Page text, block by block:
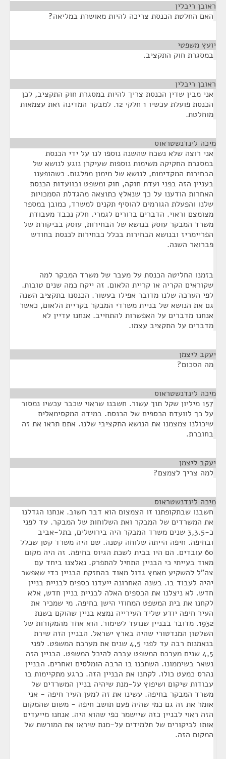
ראובן ריבלין
האם החלטת הכנסת צריכה להיות מאושרת במליאה?
יועץ משפטי
במסגרת חוק התקציב.
ראובן ריבלין
אני מבין שדין הכנסת צריך להיות במסגרת חוק התקציב, לכן
הכנסת פועלת עכשיו 1 חלקי 12. למבקר המדינה זאת עצמאות
מוחלטת.
מיכה לינדנשטראוס
אני רוצה שלא נשכח שהשנה נוספו לנו על ידי הכנסת
במסגרת החקיקה משימות נוספות שעיקרן נוגע לנושא של
הבחירות המקדימות, לנושא של מימון מפלגות. כשהופענו
בעניין הזה בפני ועדת חוקה, חוק ומשפט ובוועדות הכנסת
האחרות הודענו על כך שנאלץ כתוצאה מהגדלת הסמכויות
שלנו והפעלת הגורמים להוסיף תקנים למשרד, כמובן במספר
מצומצם וראוי. הדברים ברורים לגמרי. חלק נכבד מעבודת
משרד המבקר עוסק בנושא של הבחירות, עוסק בביקורת של
הפריימריז ובנושא הבחירות בכלל כבחירות לכנסת בחודש
פברואר השנה.
בזמנו החליטה הכנסת על מעבר של משרד המבקר למה
שקוראים הקריה או קריית הלאום. זה ייקח כמה שנים טובות.
לפי הערכה שלנו מדובר אפילו בעשור. הכנסנו בתקציב השנה
גם את הנושא של בניית משרדי המבקר בקריית הלאום, כאשר
אנחנו מדברים על האפשרות להתחייב. אנחנו עדיין לא
מדברים על התקציב עצמו.
יעקב ליצמן
מה הסכום?
מיכה לינדנשטראוס
157 מיליון שקל תוך עשור. חשבנו שראוי שכבר עכשיו נמסור
על כך לוועדת הכספים של הכנסת. במידה המקסימאלית
שיכולנו צמצמנו את הנושא התקציבי שלנו. אתם תראו את זה
בחוברת.
יעקב ליצמן
למה צריך לצמצם?
מיכה לינדנשטראוס
חשבנו שבתקופתנו זו הצמצום הוא דבר חשוב. אנחנו הגדלנו
את המשרדים של המבקר ואת השלוחות של המבקר. עד לפני
כ-3,3.5 שנים משרד המבקר היה בירושלים, בתל-אביב
ובחיפה. חיפה הייתה שלוחה קטנה. שם היה משרד קטן שכלל
60 עובדים. הם היו בבית לשכת הגיוס בחיפה. זה היה מקום
מאוד בעייתי כי הבניין התחיל להתפרק. נאלצנו ביחד עם
צה"ל להשקיע מאמץ גדול מאוד בהחזקת הבניין כדי שאפשר
יהיה לעבוד בו. בשנה האחרונה ייעדנו כספים לבניית בניין
חדש. לא ניצלנו את הכספים האלה לבניית בניין חדש, אלא
לקחנו את בית המשפט המחוזי הישן בחיפה. מי שמכיר את
העיר חיפה יודע שליד העירייה נמצא בניין שהוקם בשנת
1932. מדובר בבניין שנועד לשימור. הוא אחד מהמקורות של
השלטון המנדטורי שהיה בארץ ישראל. הבניין הזה שירת
בנאמנות רבה עד לפני 4,5 שנים את מערכת המשפט. לפני
4,5 שנים מערכת המשפט עברה להיכל המשפט. הבניין הזה
נשאר בשיממונו. השתכנו בו הרבה הומלסים ואחרים. הבניין
נהרס כמעט כולו. לקחנו את הבניין הזה. כרגע מתקיימות בו
עבודות שיקום ושיפוץ על-מנת שיהיה בניין המשרדים של
משרד המבקר בחיפה. עשינו את זה למען העיר חיפה - אני
אומר את זה גם כמי שהיה פעם תושב חיפה - משום שהמקום
הזה ראוי לבניין כזה שיישמר כפי שהוא היה. אנחנו מייעדים
אותו לביקורים של תלמידים על-מנת שיראו את המורשת של
המקום הזה.